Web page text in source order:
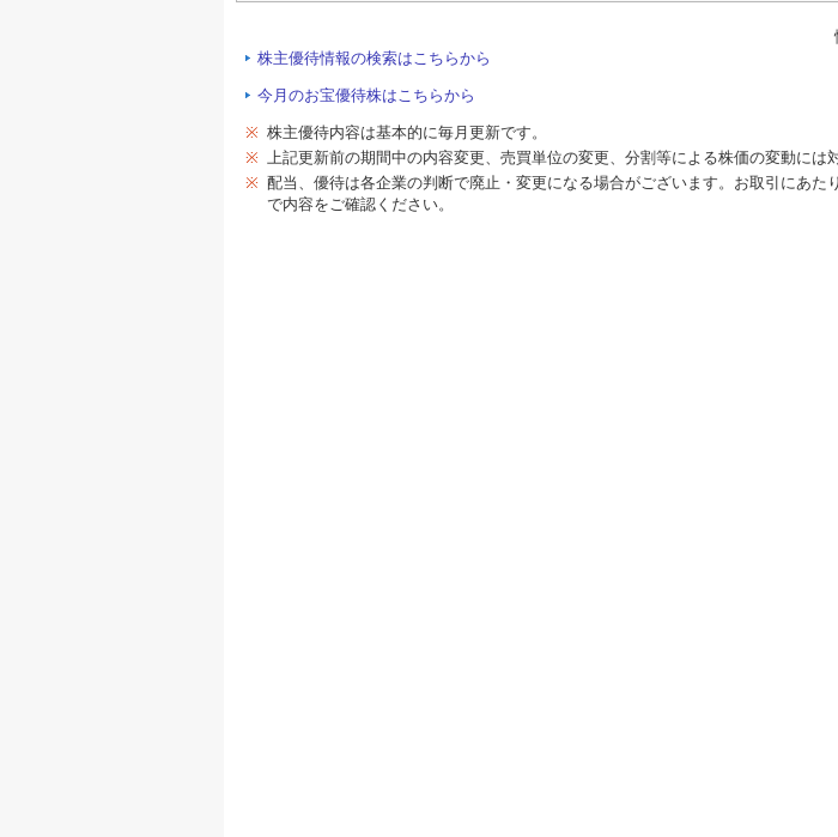
株主優待情報の検索はこちらから
今月のお宝優待株はこちらから
※ 株主優待内容は基本的に毎月更新です。
※ 上記更新前の期間中の内容変更、売買単位の変更、分割等による株価の変動には
※ 配当、優待は各企業の判断で廃止・変更になる場合がございます。お取引にあた
で内容をご確認ください。